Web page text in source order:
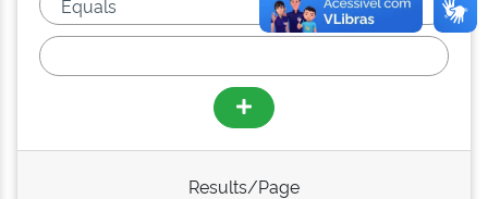
Results/Page